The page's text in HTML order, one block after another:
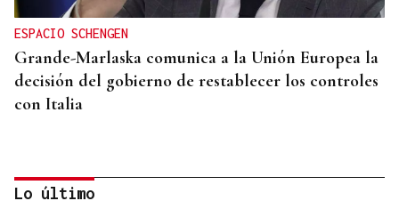
ESPACIO SCHENGEN
Grande-Marlaska comunica a la Unión Europea la
decisión del gobierno de restablecer los controles
con Italia
Lo último